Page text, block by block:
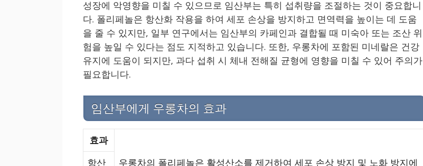
성장에 악영향을 미칠 수 있으므로 임산부는 특히 섭취량을 조절하는 것이 중요합니
다. 폴리페놀은 항산화 작용을 하여 세포 손상을 방지하고 면역력을 높이는 데 도움
을 줄 수 있지만, 일부 연구에서는 임산부의 카페인과 결합될 때 미숙아 또는 조산 위
험을 높일 수 있다는 점도 지적하고 있습니다. 또한, 우롱차에 포함된 미네랄은 건강
유지에 도움이 되지만, 과다 섭취 시 체내 전해질 균형에 영향을 미칠 수 있어 주의가
필요합니다.
임산부에게 우롱차의 효과
효과
항산
우롱차의 폴리페놀은 활성산소를 제거하여 세포 손상 방지 및 노화 방지에